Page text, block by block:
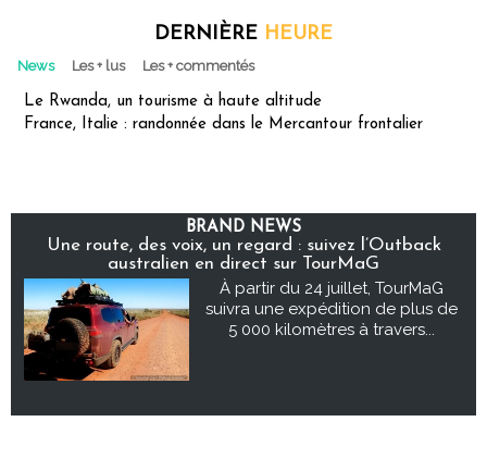
DERNIÈRE HEURE
News Les + lus Les + commentés
Le Rwanda, un tourisme à haute altitude
France, Italie : randonnée dans le Mercantour frontalier
BRAND NEWS
Une route, des voix, un regard : suivez l’Outback
australien en direct sur TourMaG
À partir du 24 juillet, TourMaG
suivra une expédition de plus de
5 000 kilomètres à travers...